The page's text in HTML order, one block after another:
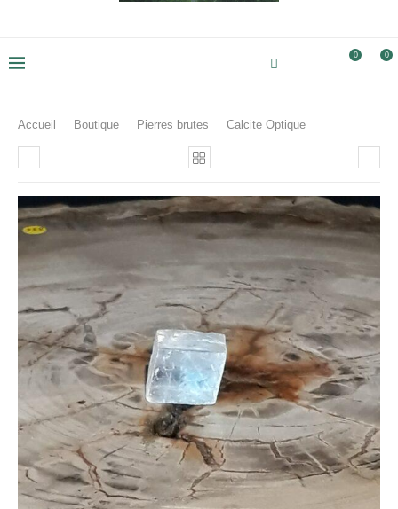
0 0
Accueil Boutique Pierres brutes Calcite Optique